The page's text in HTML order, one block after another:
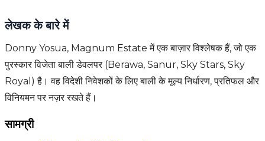
लेखक के बारे में
Donny Yosua, Magnum Estate में एक बाज़ार विश्लेषक हैं, जो एक
पुरस्कार विजेता बाली डेवलपर (Berawa, Sanur, Sky Stars, Sky
Royal) है। वह विदेशी निवेशकों के लिए बाली के मूल्य निर्धारण, प्रतिफल और
विनियमन पर नज़र रखते हैं।
सामग्री